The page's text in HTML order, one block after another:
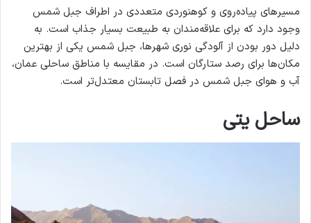
مسیرهای پیاده‌روی و کوهنوردی متعددی در اطراف جبل شمس
وجود دارد که برای علاقه‌مندان به طبیعت بسیار جذاب است. به
دلیل دور بودن از آلودگی نوری شهرها، جبل شمس یکی از بهترین
مکان‌ها برای رصد ستارگان است. در مقایسه با مناطق ساحلی عمان،
آب و هوای جبل شمس در فصل تابستان معتدل‌تر است.
ساحل یتی